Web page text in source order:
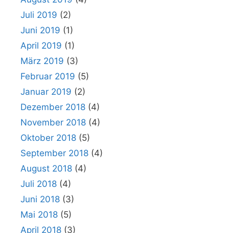
Juli 2019 (2)
Juni 2019 (1)
April 2019 (1)
März 2019 (3)
Februar 2019 (5)
Januar 2019 (2)
Dezember 2018 (4)
November 2018 (4)
Oktober 2018 (5)
September 2018 (4)
August 2018 (4)
Juli 2018 (4)
Juni 2018 (3)
Mai 2018 (5)
April 2018 (3)